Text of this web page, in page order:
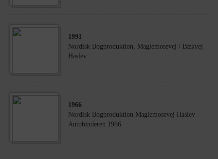
1991
Nordisk Bogproduktion, Maglemosevej / Bækvej
Haslev
1966
Nordisk Bogproduktion Maglemosevej Haslev
Autobinderen 1966